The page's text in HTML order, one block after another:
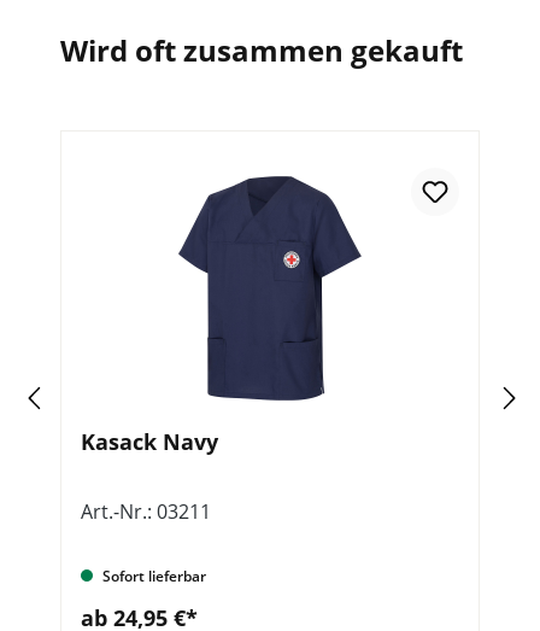
Wird oft zusammen gekauft
Kasack Navy
Art.-Nr.: 03211
Sofort lieferbar
ab 24,95 €*